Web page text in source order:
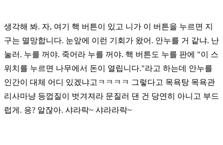
생각해 봐. 자, 여기 핵 버튼이 있고 니가 이 버튼을 누르면 지
구는 멸망합니다. 눈앞에 이런 기회가 왔어. 안누를 거 같냐. 난
눌러. 누를 꺼야. 죽어라 누를 꺼야. 핵 버튼도 누를 판에 "이 스
위치를 누르면 나무에서 돈이 열립니다."라고 하는데 안누를
인간이 대체 어디 있겠냐고ㅋㅋㅋㅋ 그렇다고 목욕탕 목욕관
리사마냥 등껍질이 벗겨져라 문질러 댄 건 당연히 아니고 부드
럽게. 응? 알잖아. 샤라락~ 샤라라락~